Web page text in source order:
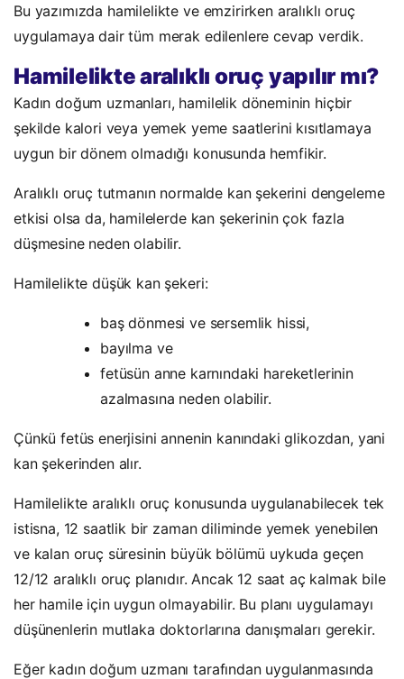
Bu yazımızda hamilelikte ve emzirirken aralıklı oruç
uygulamaya dair tüm merak edilenlere cevap verdik.
Hamilelikte aralıklı oruç yapılır mı?
Kadın doğum uzmanları, hamilelik döneminin hiçbir
şekilde kalori veya yemek yeme saatlerini kısıtlamaya
uygun bir dönem olmadığı konusunda hemfikir.
Aralıklı oruç tutmanın normalde kan şekerini dengeleme
etkisi olsa da, hamilelerde kan şekerinin çok fazla
düşmesine neden olabilir.
Hamilelikte düşük kan şekeri:
baş dönmesi ve sersemlik hissi,
bayılma ve
fetüsün anne karnındaki hareketlerinin
azalmasına neden olabilir.
Çünkü fetüs enerjisini annenin kanındaki glikozdan, yani
kan şekerinden alır.
Hamilelikte aralıklı oruç konusunda uygulanabilecek tek
istisna, 12 saatlik bir zaman diliminde yemek yenebilen
ve kalan oruç süresinin büyük bölümü uykuda geçen
12/12 aralıklı oruç planıdır. Ancak 12 saat aç kalmak bile
her hamile için uygun olmayabilir. Bu planı uygulamayı
düşünenlerin mutlaka doktorlarına danışmaları gerekir.
Eğer kadın doğum uzmanı tarafından uygulanmasında